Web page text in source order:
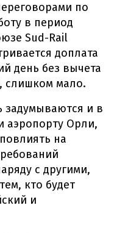
по
в период
Sud-Rail
доплата
день без вычета
слишком мало.
задумываются и в
аэропорту Орли,
на
с другими,
кто будет
и